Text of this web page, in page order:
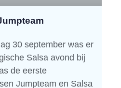
30 september was er
Salsa avond bij
de eerste
Jumpteam en Salsa